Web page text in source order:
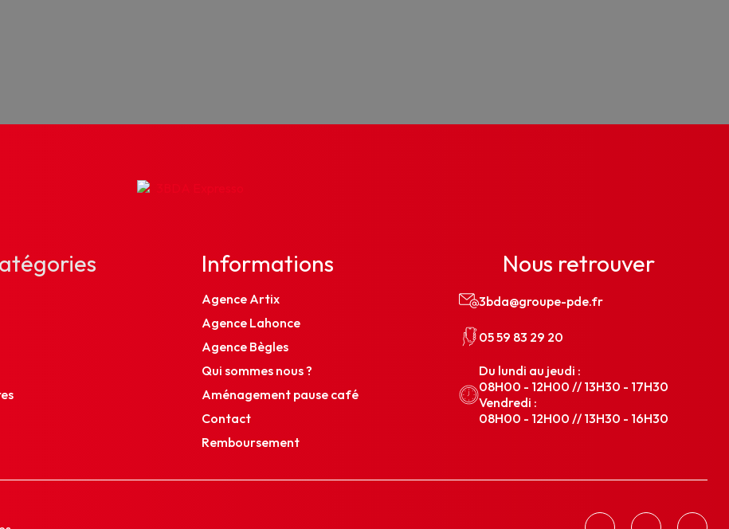
Informations
Agence Artix
Agence Lahonce
Agence Bègles
Qui sommes nous ?
Aménagement pause café
Contact
Remboursement
Nous retrouver
3bda@groupe-pde.fr
05 59 83 29 20
Du lundi au jeudi :
08H00 - 12H00 // 13H30 - 17H30
Vendredi :
08H00 - 12H00 // 13H30 - 16H30